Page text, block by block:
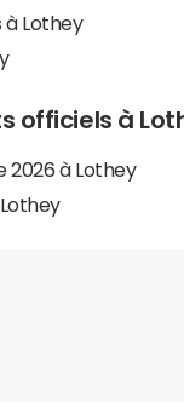
à Lothey
officiels à
2026 à Lothey